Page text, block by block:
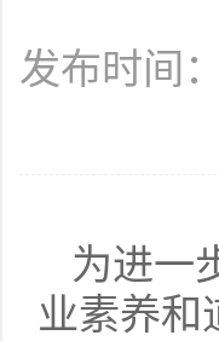
发布时间
为进一
业素养和